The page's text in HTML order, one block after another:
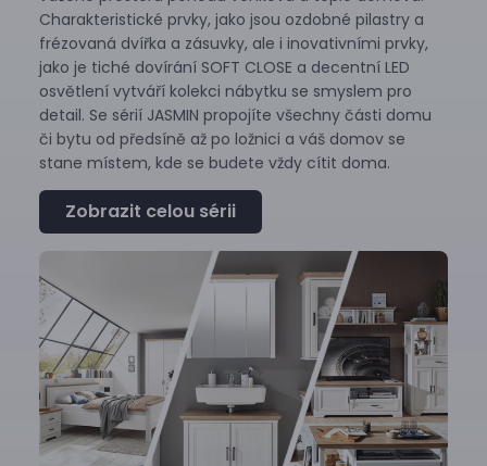
Charakteristické prvky, jako jsou ozdobné pilastry a
frézovaná dvířka a zásuvky, ale i inovativními prvky,
jako je tiché dovírání SOFT CLOSE a decentní LED
osvětlení vytváří kolekci nábytku se smyslem pro
detail. Se sérií JASMIN propojíte všechny části domu
či bytu od předsíně až po ložnici a váš domov se
stane místem, kde se budete vždy cítit doma.
Zobrazit celou sérii